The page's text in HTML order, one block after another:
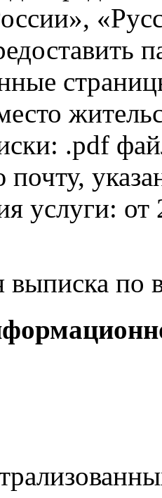
.pdf
почту,
услуги: от
выписка